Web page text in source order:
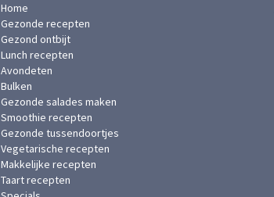
Home
Gezonde recepten
Gezond ontbijt
Lunch recepten
Avondeten
Bulken
Gezonde salades maken
Smoothie recepten
Gezonde tussendoortjes
Vegetarische recepten
Makkelijke recepten
Taart recepten